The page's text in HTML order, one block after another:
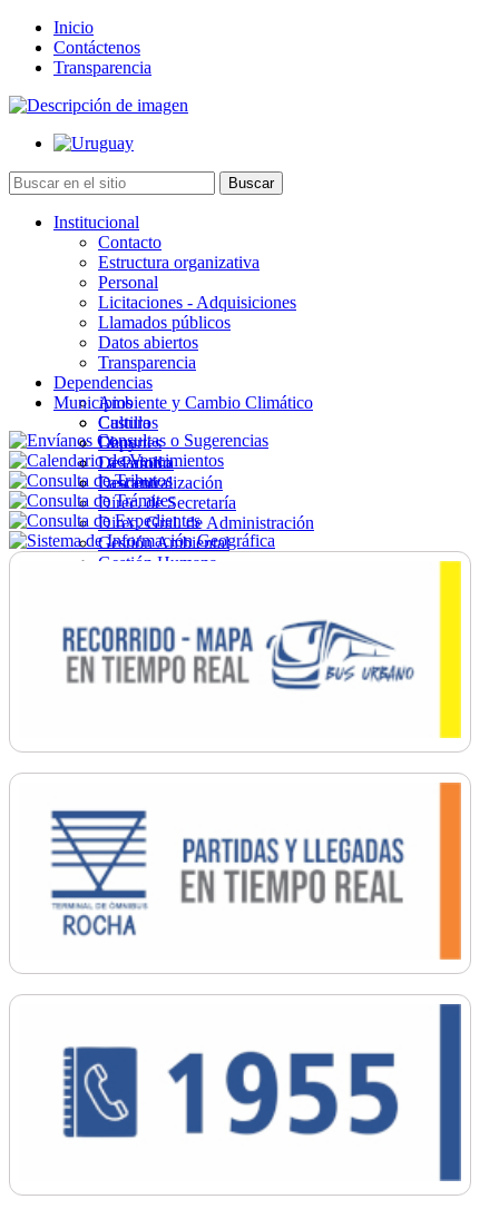
Inicio
Contáctenos
Transparencia
Institucional
Contacto
Estructura organizativa
Personal
Licitaciones - Adquisiciones
Llamados públicos
Datos abiertos
Transparencia
Dependencias
Ambiente y Cambio Climático
Cultura
Deportes
Desarrollo
Descentralización
Direc. de Secretaría
Direc. Gral. de Administración
Gestión Ambiental
Gestión Humana
Ordenamiento
Promoción Social
Salud
Secretaría General
Municipios
Castillos
Chuy
La Paloma
Lascano